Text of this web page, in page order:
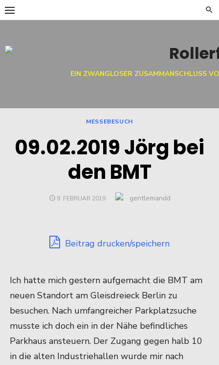
Skip
to
EIN ZWANGLOSER ZUSAMMANSCHLUSS
MESSEBESUCH
09.02.2019 Jörg bei
den BMT
POSTED
9. FEBRUAR 2019 Author
gentlemandd
Beitrag drucken/speichern
Ich hatte mich gestern aufgemacht die BMT am
neuen Standort am Gleisdreieck Berlin zu
besuchen. Nach umfangreicher Parkplatzsuche
musste ich doch ein in der Nähe befindliches
Parkhaus ansteuern. Der Zugang gegen halb 10
in die alten Industriehallen wurde mir nach